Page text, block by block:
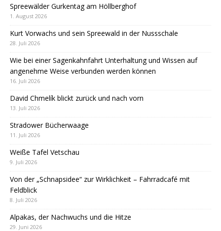
Spreewälder Gurkentag am Höllberghof
1. August 2026
Kurt Vorwachs und sein Spreewald in der Nussschale
28. Juli 2026
Wie bei einer Sagenkahnfahrt Unterhaltung und Wissen auf
angenehme Weise verbunden werden können
16. Juli 2026
David Chmelík blickt zurück und nach vorn
13. Juli 2026
Stradower Bücherwaage
11. Juli 2026
Weiße Tafel Vetschau
9. Juli 2026
Von der „Schnapsidee“ zur Wirklichkeit – Fahrradcafé mit
Feldblick
8. Juli 2026
Alpakas, der Nachwuchs und die Hitze
29. Juni 2026